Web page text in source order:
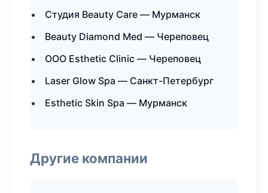
Студия Beauty Care — Мурманск
Beauty Diamond Med — Череповец
ООО Esthetic Clinic — Череповец
Laser Glow Spa — Санкт-Петербург
Esthetic Skin Spa — Мурманск
Другие компании